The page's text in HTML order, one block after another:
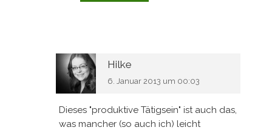
Hilke
6. Januar 2013 um 00:03
Dieses "produktive Tätigsein" ist auch das,
was mancher (so auch ich) leicht